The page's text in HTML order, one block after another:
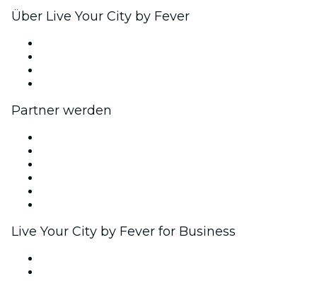
Über Live Your City by Fever
Partner werden
Live Your City by Fever for Business